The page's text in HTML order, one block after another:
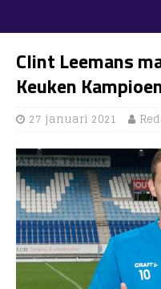
Clint Leemans
Keuken
27 januari 2021